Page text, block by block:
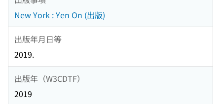
New York : Yen On (出版)
出版年月日等
2019.
出版年（W3CDTF）
2019